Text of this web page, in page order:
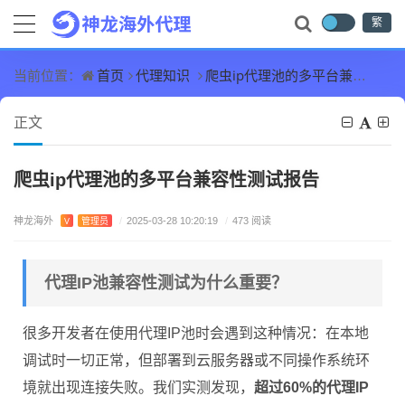
繁
当前位置： 首页 代理知识 爬虫ip代理池的多平台兼容性测试报告
正文
爬虫ip代理池的多平台兼容性测试报告
神龙海外 V 管理员 / 2025-03-28 10:20:19 / 473 阅读
代理IP池兼容性测试为什么重要？
很多开发者在使用代理IP池时会遇到这种情况：在本地
调试时一切正常，但部署到云服务器或不同操作系统环
境就出现连接失败。我们实测发现， 超过60%的代理IP